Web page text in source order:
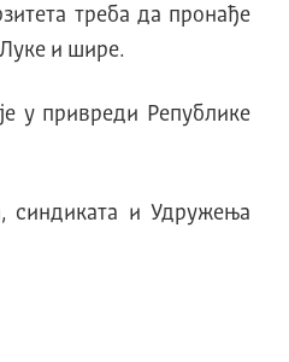
треба да пронађе
и шире.
у привреди Републике
синдиката и Удружења